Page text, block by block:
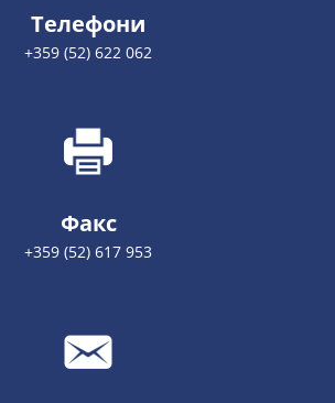
Телефони
+359 (52) 622 062
Факс
+359 (52) 617 953